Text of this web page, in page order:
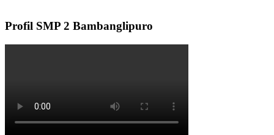
Profil SMP 2 Bambanglipuro